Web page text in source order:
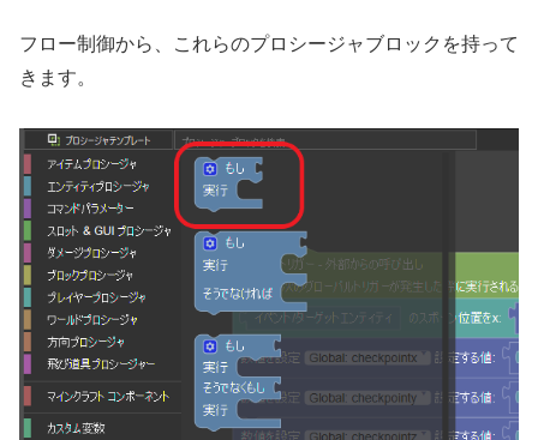
フロー制御から、これらのプロシージャブロックを持って
きます。